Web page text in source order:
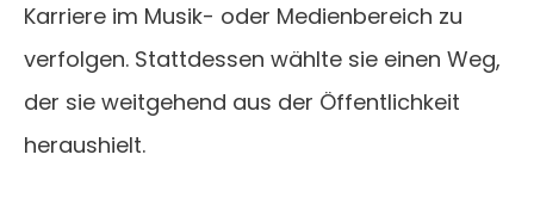
Karriere im Musik- oder Medienbereich zu
verfolgen. Stattdessen wählte sie einen Weg,
der sie weitgehend aus der Öffentlichkeit
heraushielt.